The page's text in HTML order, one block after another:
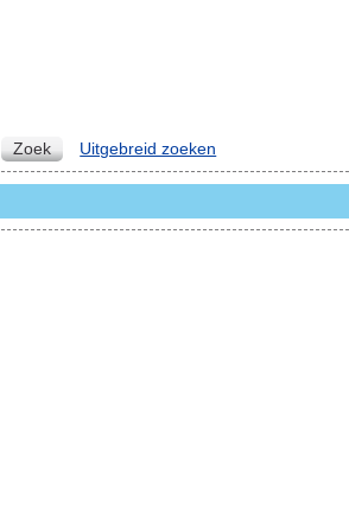
Zoek Uitgebreid zoeken